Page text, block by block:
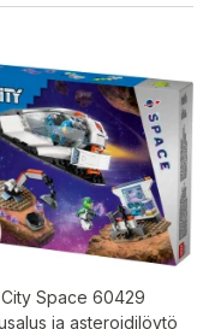
City Space 60429
ja asteroidilöytö